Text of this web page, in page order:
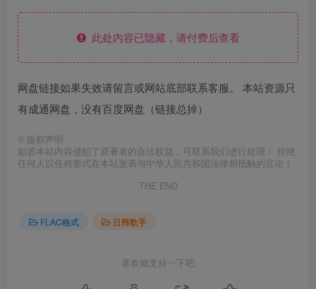
此处内容已隐藏，请付费后查看
网盘链接如果失效请留言或网站底部联系客服。 本站资源只
有成通网盘，没有百度网盘（链接总掉）
© 版权声明
如若本站内容侵犯了原著者的合法权益，可联系我们进行处理！ 拒绝
任何人以任何形式在本站发表与中华人民共和国法律相抵触的言论！
THE END
FLAC格式 日韩歌手
喜欢就支持一下吧